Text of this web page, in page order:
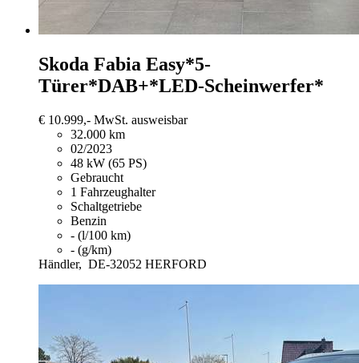
Skoda Fabia Easy*5-
Türer*DAB+*LED-Scheinwerfer*
€ 10.999,- MwSt. ausweisbar
32.000 km
02/2023
48 kW (65 PS)
Gebraucht
1 Fahrzeughalter
Schaltgetriebe
Benzin
- (l/100 km)
- (g/km)
Händler, DE-32052 HERFORD